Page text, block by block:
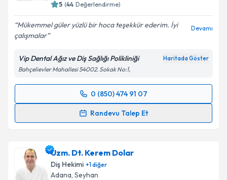
kapsamda işlenmesini kabul ediyorum.
Takvim Talebini Gönder
5 (44 Değerlendirme)
Mükemmel güler yüzlü bir hoca teşekkür ederim. İyi
çalışmalar
Devamı
Vip Dental Ağız ve Diş Sağlığı Polikliniği Haritada Göster
Bahçelievler Mahallesi 54002. Sokak No:1,
0 (850) 474 91 07
Randevu Talep Et
Randevu Takvimi Talebi
takvim hazırlandığında e-posta ile bilgilendireceğiz.
E-posta Adresiniz
Uzm. Dt. Kerem Dolar
Diş Hekimi +1diğer
Adana, Seyhan